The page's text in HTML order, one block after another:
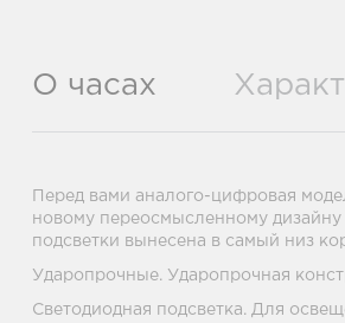
О часах
Перед вами аналого-цифровая
новому переосмысленному
подсветки вынесена в самый низ
Ударопрочные. Ударопрочная
Светодиодная подсветка. Для